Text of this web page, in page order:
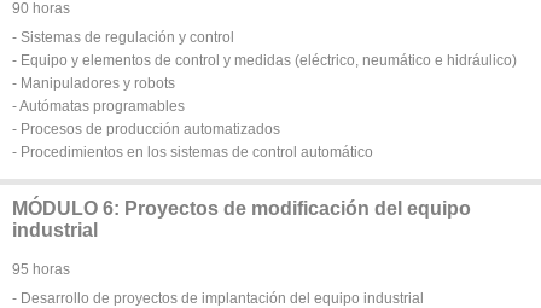
90 horas
- Sistemas de regulación y control
- Equipo y elementos de control y medidas (eléctrico, neumático e hidráulico)
- Manipuladores y robots
- Autómatas programables
- Procesos de producción automatizados
- Procedimientos en los sistemas de control automático
MÓDULO 6: Proyectos de modificación del equipo
industrial
95 horas
- Desarrollo de proyectos de implantación del equipo industrial